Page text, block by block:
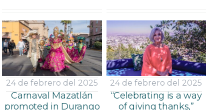
24 de febrero del 2025
Carnaval Mazatlán
promoted in Durango
24 de febrero del 2025
“Celebrating is a way
of giving thanks,”